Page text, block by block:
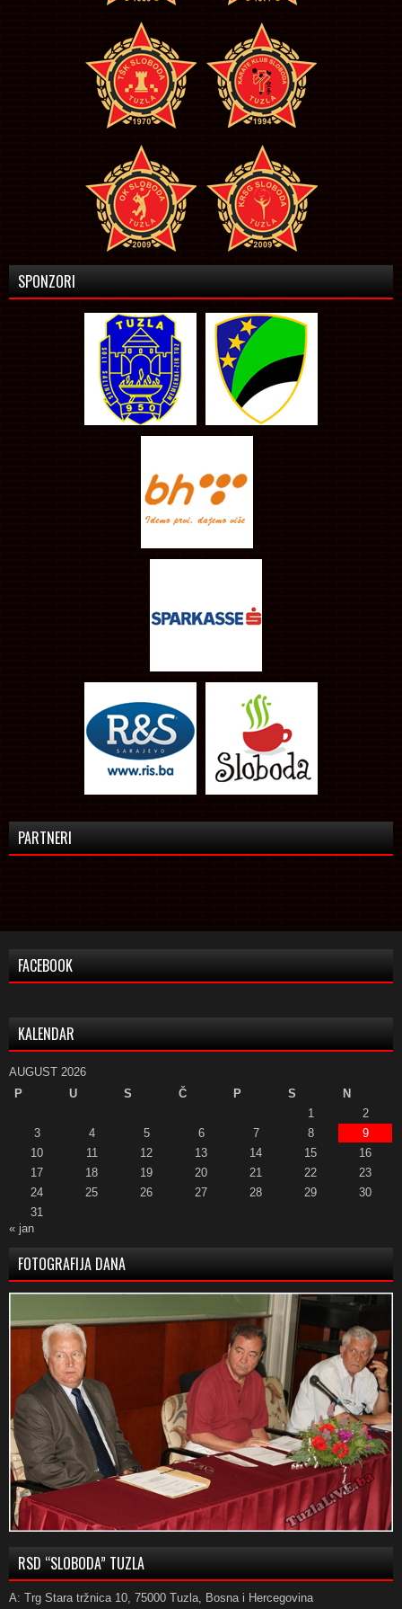
SPONZORI
PARTNERI
FACEBOOK
KALENDAR
AUGUST 2026
P
U S Č P S
N
1
2
3
4 5 6 7 8
9
10
11 12 13 14 15
16
17
18 19 20 21 22
23
24
25 26 27 28 29
30
31
« jan
FOTOGRAFIJA DANA
RSD “SLOBODA” TUZLA
A: Trg Stara tržnica 10, 75000 Tuzla, Bosna i Hercegovina